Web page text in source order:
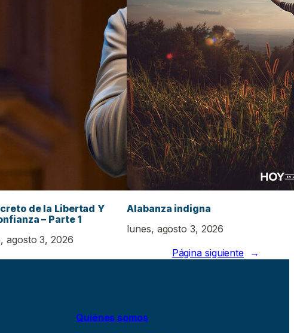
de la Libertad Y
– Parte 1
agosto 3, 2026
Alabanza indigna
lunes, agosto 3, 2026
Página siguiente →
Quiénes somos